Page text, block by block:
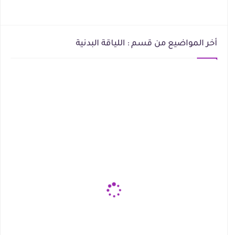
أخر المواضيع من قسم : اللياقة البدنية